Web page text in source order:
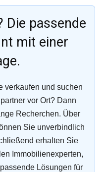
Die passende
mit einer
verkaufen und suchen
vor Ort? Dann
Recherchen. Über
Sie unverbindlich
erhalten Sie
Immobilienexperten,
Lösungen für